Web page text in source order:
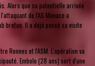
Alors que sa potentielle arrivée
de l'AS Monaco a
breton. Il a déjà passé sa visite
Rennes et l'ASM. L'opération va
Embolo (28 ans) sort d'une